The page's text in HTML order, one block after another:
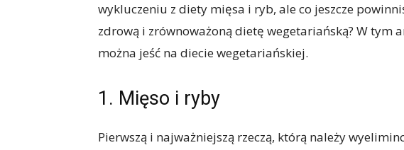
wykluczeniu z diety mięsa i ryb, ale co jeszcze
zdrową i zrównoważoną dietę wegetariańską? W tym
można jeść na diecie wegetariańskiej.
1. Mięso i ryby
Pierwszą i najważniejszą rzeczą, którą należy